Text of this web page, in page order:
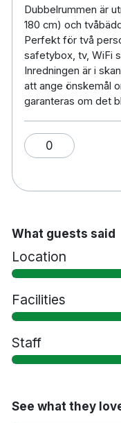
34 rum
Dubbelrum
en 160-180
sängar. Våra
med 140 cm
Badrum med
Gratis WiFi
TV
Skrivbord
Pub
Husdjur är
i
ett djurvänligt
antal
Rökfritt
4 minuters
Morrarötallen
Dubbelrummen är
180 cm) och
Perfekt för två
safetybox, tv, WiFi
Inredningen är i
att ange önskemål
garanteras om det
0
What guests said
Location
Facilities
Staff
See what they